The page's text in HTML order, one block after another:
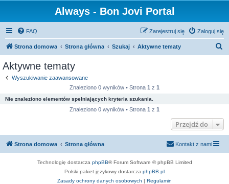
Always - Bon Jovi Portal
FAQ Zaloguj się
Zarejestruj się
Strona domowa Strona główna Szukaj Aktywne tematy
Aktywne tematy
Wyszukiwanie zaawansowane
Znaleziono 0 wyników • Strona 1 z 1
Nie znaleziono elementów spełniających kryteria szukania.
Znaleziono 0 wyników • Strona 1 z 1
Przejdź do
Strona domowa Strona główna Kontakt z nami
Technologię dostarcza phpBB® Forum Software © phpBB Limited
Polski pakiet językowy dostarcza phpBB.pl
Zasady ochrony danych osobowych | Regulamin